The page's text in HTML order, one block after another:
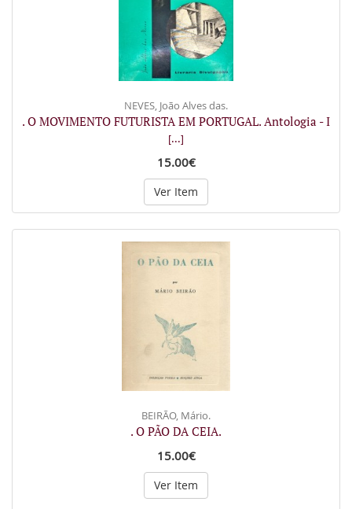
NEVES, João Alves das.
. O MOVIMENTO FUTURISTA EM PORTUGAL. Antologia - I
[...]
15.00€
Ver Item
BEIRÃO, Mário.
. O PÃO DA CEIA.
15.00€
Ver Item